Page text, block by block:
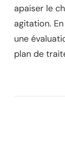
apaiser le
agitation.
une
plan de